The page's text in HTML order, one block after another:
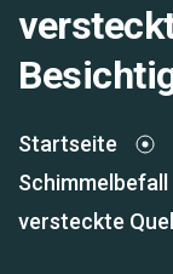
Startseite
versteckte